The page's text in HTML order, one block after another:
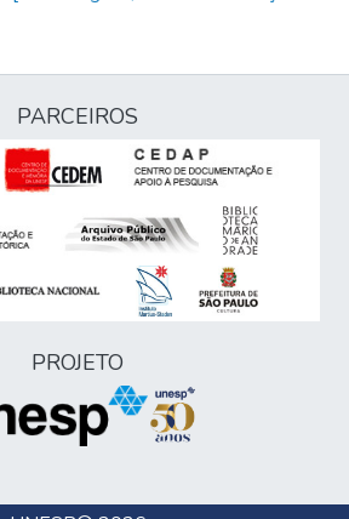
PARCEIROS
PROJETO